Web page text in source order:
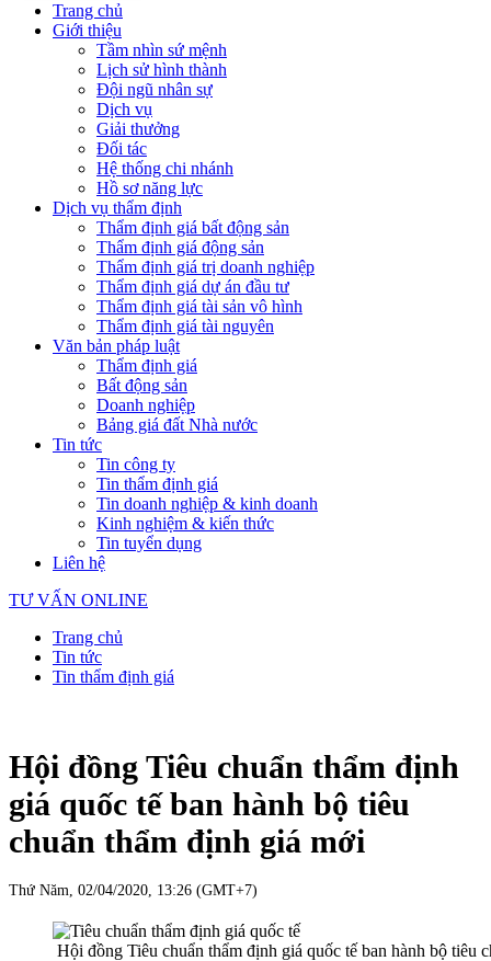
Trang chủ
Giới thiệu
Tầm nhìn sứ mệnh
Lịch sử hình thành
Đội ngũ nhân sự
Dịch vụ
Giải thưởng
Đối tác
Hệ thống chi nhánh
Hồ sơ năng lực
Dịch vụ thẩm định
Thẩm định giá bất động sản
Thẩm định giá động sản
Thẩm định giá trị doanh nghiệp
Thẩm định giá dự án đầu tư
Thẩm định giá tài sản vô hình
Thẩm định giá tài nguyên
Văn bản pháp luật
Thẩm định giá
Bất động sản
Doanh nghiệp
Bảng giá đất Nhà nước
Tin tức
Tin công ty
Tin thẩm định giá
Tin doanh nghiệp & kinh doanh
Kinh nghiệm & kiến thức
Tin tuyển dụng
Liên hệ
TƯ VẤN ONLINE
Trang chủ
Tin tức
Tin thẩm định giá
Hội đồng Tiêu chuẩn thẩm định
giá quốc tế ban hành bộ tiêu
chuẩn thẩm định giá mới
Thứ Năm, 02/04/2020, 13:26 (GMT+7)
Hội đồng Tiêu chuẩn thẩm định giá quốc tế ban hành bộ tiêu